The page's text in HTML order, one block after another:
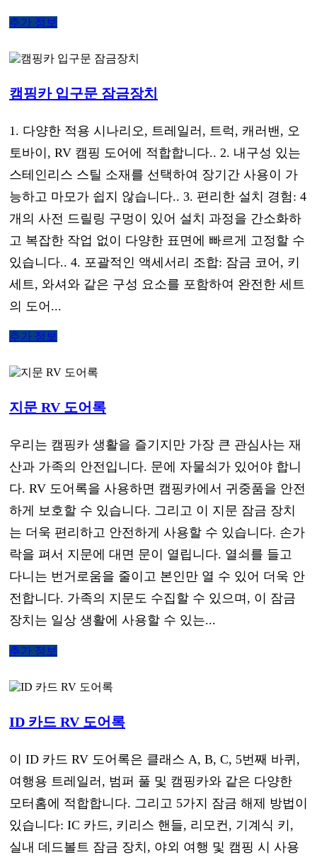
추가 정보
캠핑카 입구문 잠금장치
1. 다양한 적용 시나리오, 트레일러, 트럭, 캐러밴, 오
토바이, RV 캠핑 도어에 적합합니다.. 2. 내구성 있는
스테인리스 스틸 소재를 선택하여 장기간 사용이 가
능하고 마모가 쉽지 않습니다.. 3. 편리한 설치 경험: 4
개의 사전 드릴링 구멍이 있어 설치 과정을 간소화하
고 복잡한 작업 없이 다양한 표면에 빠르게 고정할 수
있습니다.. 4. 포괄적인 액세서리 조합: 잠금 코어, 키
세트, 와셔와 같은 구성 요소를 포함하여 완전한 세트
의 도어...
추가 정보
지문 RV 도어록
우리는 캠핑카 생활을 즐기지만 가장 큰 관심사는 재
산과 가족의 안전입니다. 문에 자물쇠가 있어야 합니
다. RV 도어록을 사용하면 캠핑카에서 귀중품을 안전
하게 보호할 수 있습니다. 그리고 이 지문 잠금 장치
는 더욱 편리하고 안전하게 사용할 수 있습니다. 손가
락을 펴서 지문에 대면 문이 열립니다. 열쇠를 들고
다니는 번거로움을 줄이고 본인만 열 수 있어 더욱 안
전합니다. 가족의 지문도 수집할 수 있으며, 이 잠금
장치는 일상 생활에 사용할 수 있는...
추가 정보
ID 카드 RV 도어록
이 ID 카드 RV 도어록은 클래스 A, B, C, 5번째 바퀴,
여행용 트레일러, 범퍼 풀 및 캠핑카와 같은 다양한
모터홈에 적합합니다. 그리고 5가지 잠금 해제 방법이
있습니다: IC 카드, 키리스 핸들, 리모컨, 기계식 키,
실내 데드볼트 잠금 장치, 야외 여행 및 캠핑 시 사용